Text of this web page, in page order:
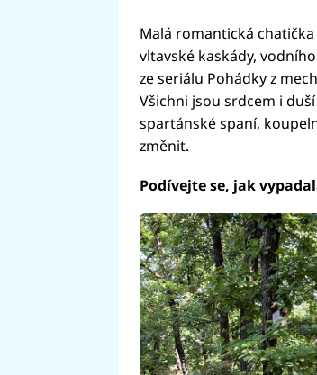
Malá romantická
vltavské kaskády,
ze seriálu Pohádky z
Všichni jsou srdcem i
spartánské spaní,
změnit.
Podívejte se, jak